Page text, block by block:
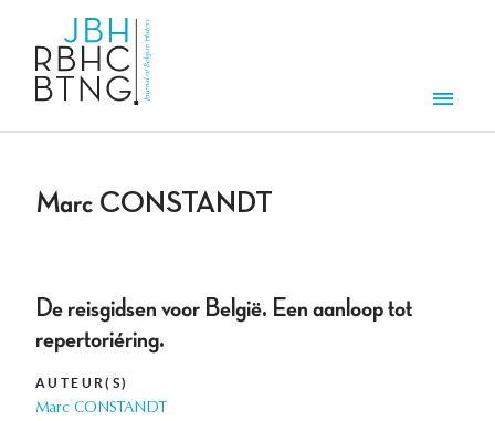
Marc CONSTANDT
De reisgidsen voor België. Een aanloop tot
repertoriéring.
AUTEUR(S)
Marc CONSTANDT